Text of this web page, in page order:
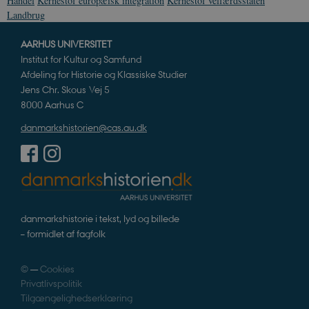
Landbrug
AARHUS UNIVERSITET
Institut for Kultur og Samfund
Afdeling for Historie og Klassiske Studier
Jens Chr. Skous Vej 5
8000 Aarhus C
danmarkshistorien@cas.au.dk
danmarkshistorie i tekst, lyd og billede
– formidlet af fagfolk
©—Cookies
Privatlivspolitik
Tilgængelighedserklæring
sp_t
sp_landing
JSESSIONID
Oracle Corporation
.nr-data.net